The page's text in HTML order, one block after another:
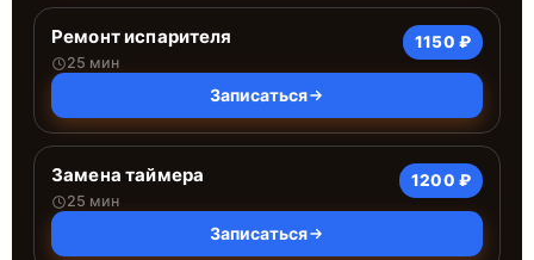
Ремонт испарителя
25 мин
1150 ₽
Записаться
Замена таймера
25 мин
1200 ₽
Записаться